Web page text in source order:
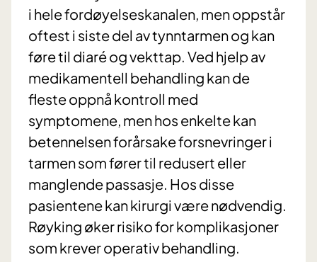
i hele fordøyelseskanalen, men oppstår
oftest i siste del av tynntarmen og kan
føre til diaré og vekttap. Ved hjelp av
medikamentell behandling kan de
fleste oppnå kontroll med
symptomene, men hos enkelte kan
betennelsen forårsake forsnevringer i
tarmen som fører til redusert eller
manglende passasje. Hos disse
pasientene kan kirurgi være nødvendig.
Røyking øker risiko for komplikasjoner
som krever operativ behandling.